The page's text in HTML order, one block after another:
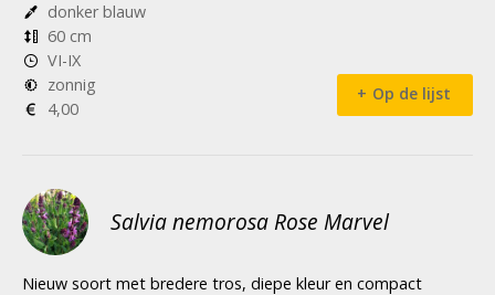
donker blauw
60 cm
VI-IX
zonnig
4,00
Op de lijst
Salvia nemorosa Rose Marvel
Nieuw soort met bredere tros, diepe kleur en compact